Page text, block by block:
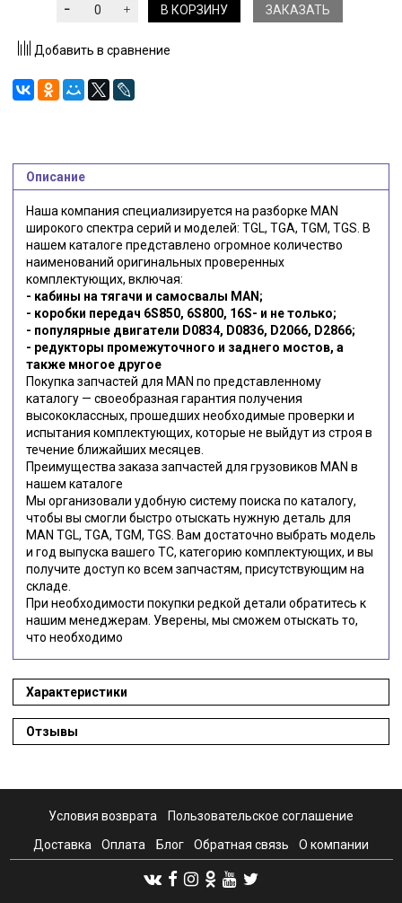
В КОРЗИНУ ЗАКАЗАТЬ
Добавить в сравнение
Описание
Наша компания специализируется на разборке MAN
широкого спектра серий и моделей: TGL, TGA, TGM, TGS. В
нашем каталоге представлено огромное количество
наименований оригинальных проверенных
комплектующих, включая:
- кабины на тягачи и самосвалы MAN;
- коробки передач 6S850, 6S800, 16S- и не только;
- популярные двигатели D0834, D0836, D2066, D2866;
- редукторы промежуточного и заднего мостов, а
также многое другое
Покупка запчастей для MAN по представленному
каталогу — своеобразная гарантия получения
высококлассных, прошедших необходимые проверки и
испытания комплектующих, которые не выйдут из строя в
течение ближайших месяцев.
Преимущества заказа запчастей для грузовиков MAN в
нашем каталоге
Мы организовали удобную систему поиска по каталогу,
чтобы вы смогли быстро отыскать нужную деталь для
MAN TGL, TGA, TGM, TGS. Вам достаточно выбрать модель
и год выпуска вашего ТС, категорию комплектующих, и вы
получите доступ ко всем запчастям, присутствующим на
складе.
При необходимости покупки редкой детали обратитесь к
нашим менеджерам. Уверены, мы сможем отыскать то,
что необходимо
Характеристики
Отзывы
Условия возврата Пользовательское соглашение
Доставка Оплата Блог Обратная связь О компании